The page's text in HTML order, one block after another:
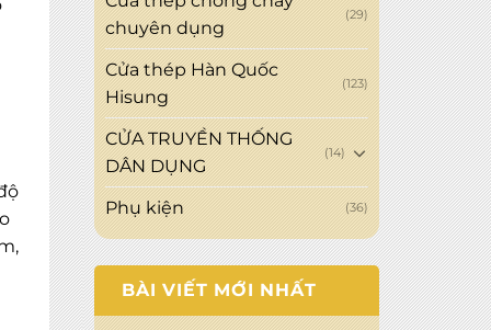
chuyên dụng
(29)
Cửa thép Hàn Quốc
Hisung
(123)
CỬA TRUYỀN THỐNG
DÂN DỤNG
(14)
Phụ kiện (36)
BÀI VIẾT MỚI NHẤT